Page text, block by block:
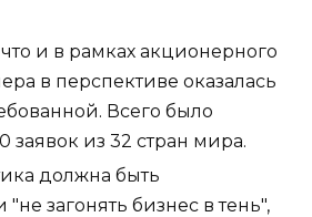
и в рамках акционерного
в перспективе оказалась
Всего было
заявок из 32 стран мира.
должна быть
загонять бизнес в тень",